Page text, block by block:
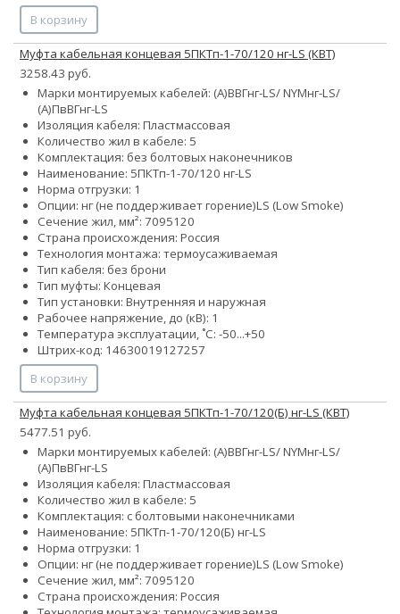
В корзину
Муфта кабельная концевая 5ПКТп-1-70/120 нг-LS (КВТ)
3258.43 руб.
Марки монтируемых кабелей: (А)ВВГнг-LS/ NYMнг-LS/
(А)ПвВГнг-LS
Изоляция кабеля: Пластмассовая
Количество жил в кабеле: 5
Комплектация: без болтовых наконечников
Наименование: 5ПКТп-1-70/120 нг-LS
Норма отгрузки: 1
Опции: нг (не поддерживает горение)LS (Low Smoke)
Сечение жил, мм²: 7095120
Страна происхождения: Россия
Технология монтажа: термоусаживаемая
Тип кабеля: без брони
Тип муфты: Концевая
Тип установки: Внутренняя и наружная
Рабочее напряжение, до (кВ): 1
Температура эксплуатации, ˚С: -50...+50
Штрих-код: 14630019127257
В корзину
Муфта кабельная концевая 5ПКТп-1-70/120(Б) нг-LS (КВТ)
5477.51 руб.
Марки монтируемых кабелей: (А)ВВГнг-LS/ NYMнг-LS/
(А)ПвВГнг-LS
Изоляция кабеля: Пластмассовая
Количество жил в кабеле: 5
Комплектация: с болтовыми наконечниками
Наименование: 5ПКТп-1-70/120(Б) нг-LS
Норма отгрузки: 1
Опции: нг (не поддерживает горение)LS (Low Smoke)
Сечение жил, мм²: 7095120
Страна происхождения: Россия